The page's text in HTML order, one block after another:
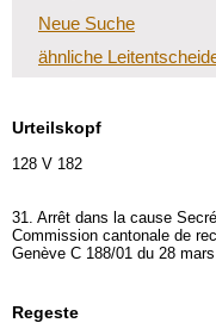
Neue Suche
ähnliche
Urteilskopf
128 V 182
31. Arrêt dans la cause
Commission cantonale de
Genève C 188/01 du 28
Regeste